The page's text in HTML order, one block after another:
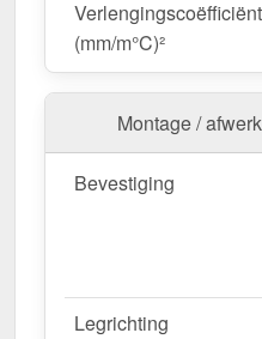
breedte van 98 cm,
gehouden met de
Als er ter plaatse
metalen plaat
deze te zagen.
Bestel nu
levering & met
Duurzaam,
nu en profiteer van een
Wegens maatwerk / customisatie
Verlengingscoëfficiënt
(mm/m°C)²
Montage /
Bevestiging
Legrichting